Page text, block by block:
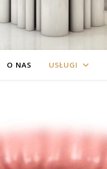
O NAS USŁUGI